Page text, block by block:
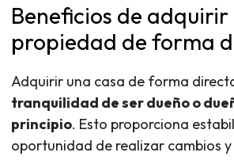
Beneficios de adquirir
propiedad de forma
Adquirir una casa de forma
tranquilidad de ser dueño o
principio. Esto proporciona
oportunidad de realizar cambios y